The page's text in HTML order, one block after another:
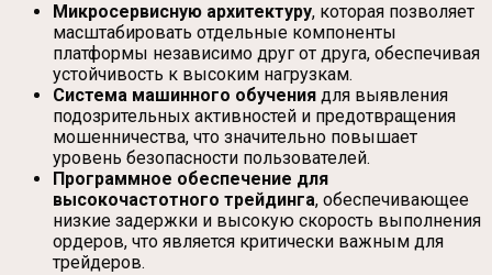
Микросервисную архитектуру, которая позволяет
масштабировать отдельные компоненты
платформы независимо друг от друга, обеспечивая
устойчивость к высоким нагрузкам.
Система машинного обучения для выявления
подозрительных активностей и предотвращения
мошенничества, что значительно повышает
уровень безопасности пользователей.
Программное обеспечение для
высокочастотного трейдинга, обеспечивающее
низкие задержки и высокую скорость выполнения
ордеров, что является критически важным для
трейдеров.